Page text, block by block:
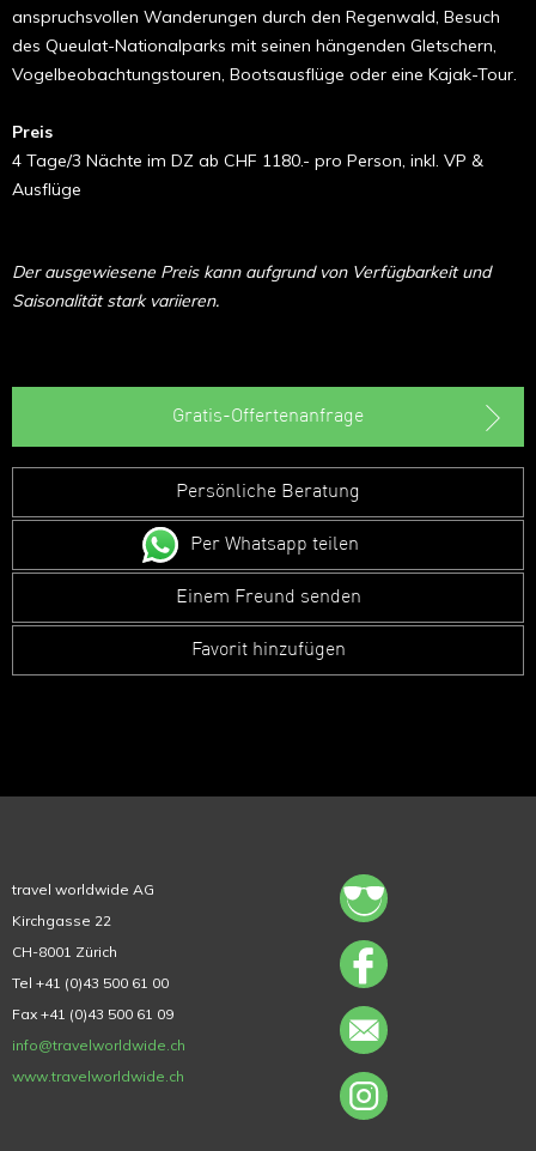
anspruchsvollen Wanderungen durch den Regenwald, Besuch
des Queulat-Nationalparks mit seinen hängenden Gletschern,
Vogelbeobachtungstouren, Bootsausflüge oder eine Kajak-Tour.
Preis
4 Tage/3 Nächte im DZ ab CHF 1180.- pro Person, inkl. VP &
Ausflüge
Der ausgewiesene Preis kann aufgrund von Verfügbarkeit und
Saisonalität stark variieren.
Gratis-Offertenanfrage
Persönliche Beratung
Per Whatsapp teilen
Einem Freund senden
Favorit hinzufügen
travel worldwide AG
Kirchgasse 22
CH-8001 Zürich
Tel +41 (0)43 500 61 00
Fax +41 (0)43 500 61 09
info@travelworldwide.ch
www.travelworldwide.ch